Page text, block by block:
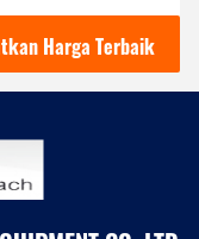
Sangat
Harga Terbaik